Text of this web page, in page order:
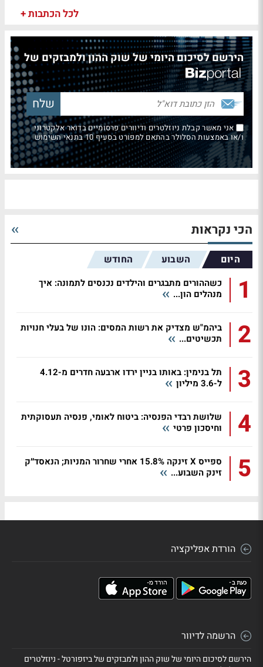
לכל הכתבות +
הירשם לסיכום היומי של שוק ההון ולמבזקים של
אני מאשר קבלת ניוזלטרים ודיוורים פרסומיים בדואר אלקטרוני
ו/או באמצעות הסלולר בהתאם למפורט בסעיף 10 בתנאי השימוש
הכי נקראות
היום השבוע החודש
1
כשההורים מתבגרים והילדים נכנסים לתמונה: איך
מנהלים הון...
2
ביהמ"ש מצדיק את רשות המסים: הונו של בעלי חנויות
תכשיטים...
3
תל בנימין: באותו בניין ירדו ארבעה חדרים מ-4.12
ל-3.6 מיליון
4
שלושת רבדי הפנסיה: ביטוח לאומי, פנסיה תעסוקתית
וחיסכון פרטי
5
ספייס X זינקה 15.8% אחרי שחרור המניות; הנאסד״ק
זינק השבוע...
הורדת אפליקציה
הרשמה לדיוור
הירשם לסיכום היומי של שוק ההון ולמבזקים של ביזפורטל - ניוזלטרים